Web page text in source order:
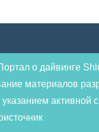
о дайвинге
материалов
указанием активной